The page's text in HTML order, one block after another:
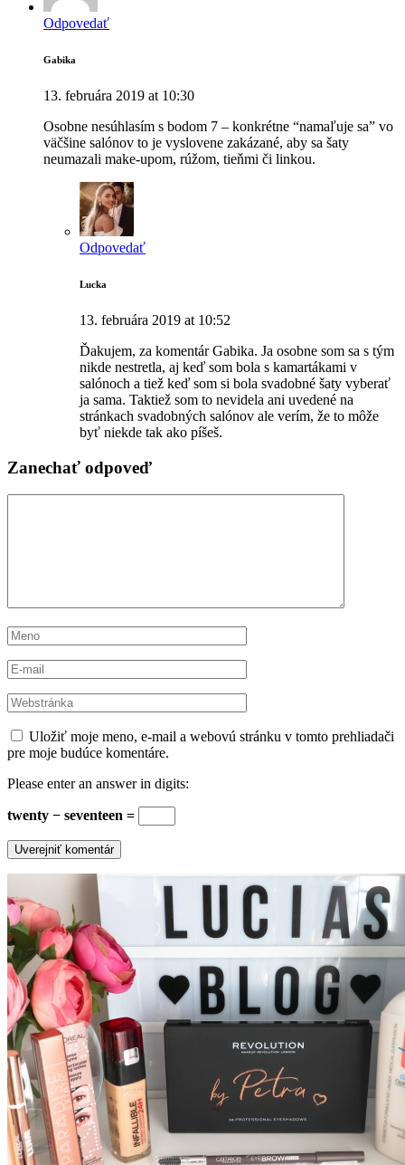
Odpovedať
Gabika
13. februára 2019 at 10:30
Osobne nesúhlasím s bodom 7 – konkrétne “namaľuje sa” vo
väčšine salónov to je vyslovene zakázané, aby sa šaty
neumazali make-upom, rúžom, tieňmi či linkou.
Odpovedať
Lucka
13. februára 2019 at 10:52
Ďakujem, za komentár Gabika. Ja osobne som sa s tým
nikde nestretla, aj keď som bola s kamartákami v
salónoch a tiež keď som si bola svadobné šaty vyberať
ja sama. Taktiež som to nevidela ani uvedené na
stránkach svadobných salónov ale verím, že to môže
byť niekde tak ako píšeš.
Zanechať odpoveď
Uložiť moje meno, e-mail a webovú stránku v tomto prehliadači
pre moje budúce komentáre.
Please enter an answer in digits:
twenty − seventeen =